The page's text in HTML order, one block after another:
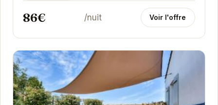
86€ /nuit Voir l'offre